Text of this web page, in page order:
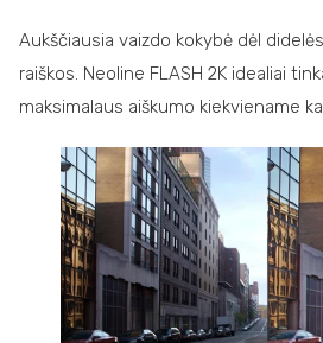
Aukščiausia vaizdo kokybė dėl
raiškos. Neoline FLASH 2K idealiai
maksimalaus aiškumo kiekviename